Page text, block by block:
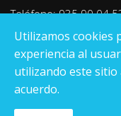
Teléfono: 935 90 04
E-mail:
Utilizamos cookies
experiencia al
utilizando este sitio
acuerdo.